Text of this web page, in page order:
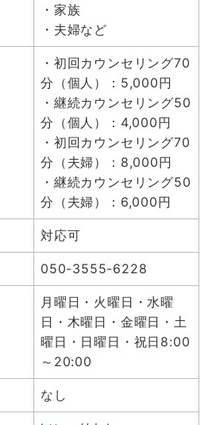
・家族
・夫婦など
・初回カウンセリング70
分（個人）：5,000円
・継続カウンセリング50
分（個人）：4,000円
・初回カウンセリング70
分（夫婦）：8,000円
・継続カウンセリング50
分（夫婦）：6,000円
対応可
050-3555-6228
月曜日・火曜日・水曜
日・木曜日・金曜日・土
曜日・日曜日・祝日8:00
～20:00
なし